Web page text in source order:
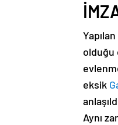
olduğu
eksik
Aynı